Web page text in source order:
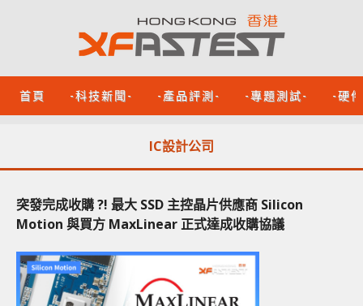
首頁 -科技新聞- -產品評測- -專題測試- -硬
IC設計公司
突發完成收購 ?! 最大 SSD 主控晶片供應商 Silicon
Motion 與買方 MaxLinear 正式達成收購協議